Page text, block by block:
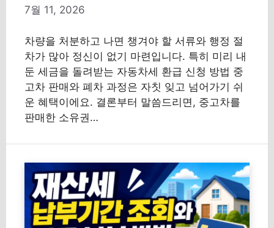
7월 11, 2026
차량을 처분하고 나면 챙겨야 할 서류와 행정 절
차가 많아 정신이 없기 마련입니다. 특히 미리 내
둔 세금을 돌려받는 자동차세 환급 신청 방법 중
고차 판매와 폐차 과정은 자칫 잊고 넘어가기 쉬
운 혜택이에요. 결론부터 말씀드리면, 중고차를
판매한 소유권…